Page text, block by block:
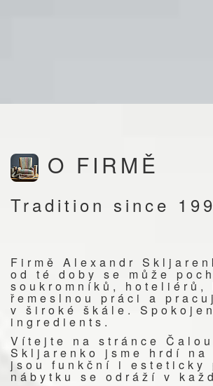
O FIRMĚ
Tradition since
F irmě Alexandr
od té doby se může
soukromníků,
řemeslnou práci a
v široké škále.
ingredients.
Vítejte na stránce
Skljarenko jsme hrdí
jsou funkční i esteticky
nábytku se odráží v